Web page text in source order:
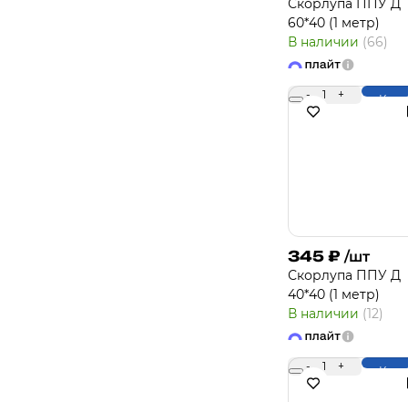
Скорлупа ППУ Д
60*40 (1 метр)
В наличии (66)
- 1 +
345 ₽ /шт
Скорлупа ППУ Д
40*40 (1 метр)
В наличии (12)
- 1 +